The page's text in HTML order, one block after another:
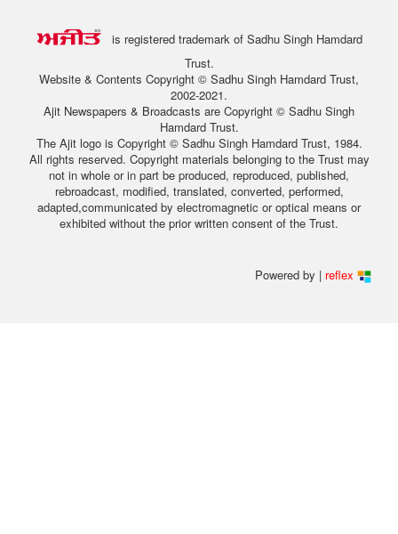
is registered trademark of Sadhu Singh Hamdard
Trust.
Website & Contents Copyright © Sadhu Singh Hamdard Trust,
2002-2021.
Ajit Newspapers & Broadcasts are Copyright © Sadhu Singh
Hamdard Trust.
The Ajit logo is Copyright © Sadhu Singh Hamdard Trust, 1984.
All rights reserved. Copyright materials belonging to the Trust may
not in whole or in part be produced, reproduced, published,
rebroadcast, modified, translated, converted, performed,
adapted,communicated by electromagnetic or optical means or
exhibited without the prior written consent of the Trust.
Powered by | reflex